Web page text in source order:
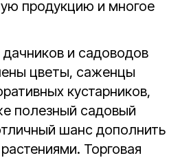
продукцию и многое
и садоводов
цветы, саженцы
кустарников,
полезный садовый
шанс дополнить
Торговая